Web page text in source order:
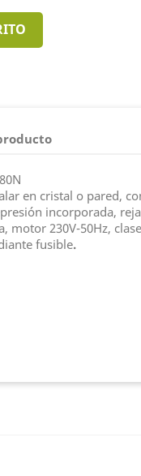
en cristal o pared,
incorporada,
motor 230V-50Hz,
fusible.